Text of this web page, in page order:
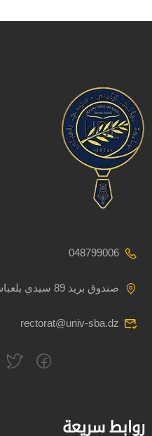
048799006
صندوق بريد 89 سيدي بلعباس الجزائر
rectorat@univ-sba.dz
روابط سريعة